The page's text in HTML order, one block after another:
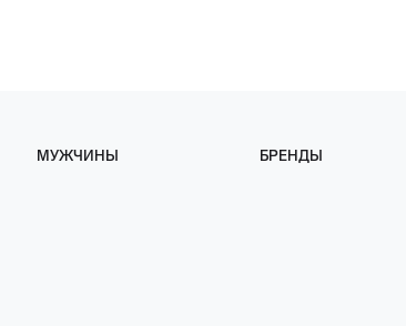
МУЖЧИНЫ БРЕНДЫ